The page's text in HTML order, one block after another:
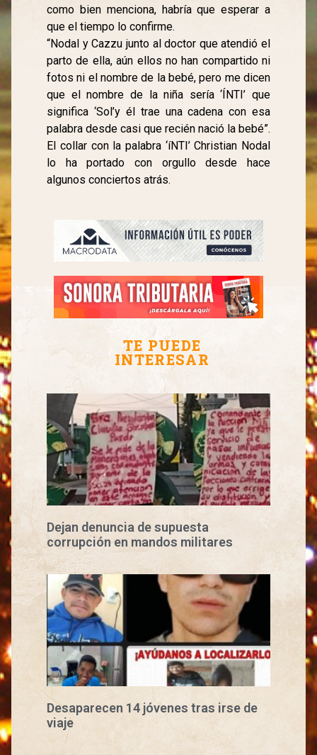
como bien menciona, habría que esperar a
que el tiempo lo confirme.
“Nodal y Cazzu junto al doctor que atendió el
parto de ella, aún ellos no han compartido ni
fotos ni el nombre de la bebé, pero me dicen
que el nombre de la niña sería ‘ÍNTI’ que
significa ‘Sol’y él trae una cadena con esa
palabra desde casi que recién nació la bebé”.
El collar con la palabra ‘íNTI’ Christian Nodal
lo ha portado con orgullo desde hace
algunos conciertos atrás.
TE PUEDE
INTERESAR
Dejan denuncia de supuesta
corrupción en mandos militares
Desaparecen 14 jóvenes tras irse de
viaje